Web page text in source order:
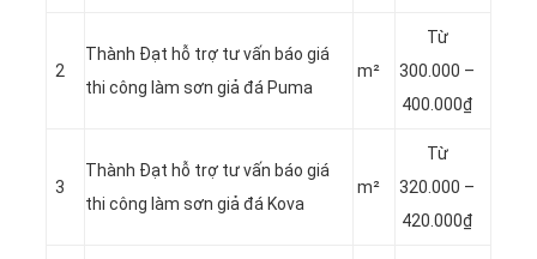
2
Thành Đạt hỗ trợ tư vấn báo giá
thi công làm sơn giả đá Puma
m²
Từ
300.000 –
400.000₫
3
Thành Đạt hỗ trợ tư vấn báo giá
thi công làm sơn giả đá Kova
m²
Từ
320.000 –
420.000₫